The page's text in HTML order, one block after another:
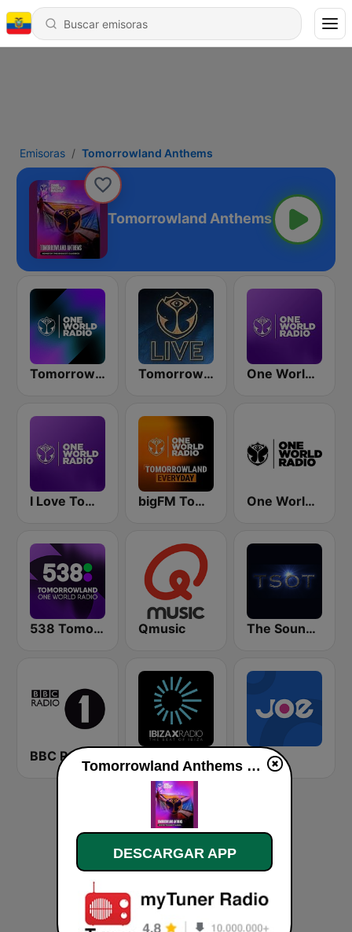
Emisoras Tomorrowland Anthems
Tomorrowland Anthems
Tomorrowland One World Radio UK Tomorrowland Live One World Radio
I Love Tomorrowland One World Radio bigFM Tomorrowland One World Radio One World Radio UK
538 Tomorrowland One World Radio Qmusic The Sound Of Trance
BBC Radio 1 Joe
Tomorrowland Anthems en vivo
DESCARGAR APP